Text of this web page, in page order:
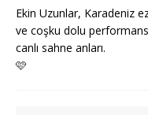
Ekin Uzunlar, Karadeniz
ve coşku dolu
canlı sahne anları.
🩷